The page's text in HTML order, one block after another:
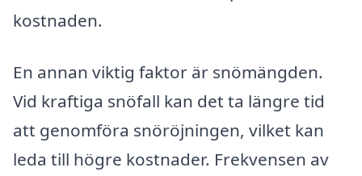
kostnaden.
En annan viktig faktor är snömängden.
Vid kraftiga snöfall kan det ta längre tid
att genomföra snöröjningen, vilket kan
leda till högre kostnader. Frekvensen av